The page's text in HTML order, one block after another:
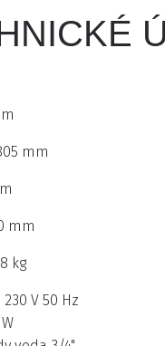
mm
mm
kg
V 50 Hz